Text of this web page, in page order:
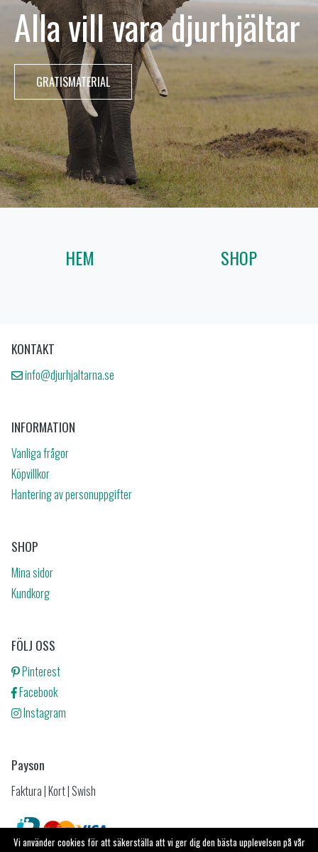
Alla vill vara djurhjältar
GRATISMATERIAL
HEM SHOP
KONTAKT
info@djurhjaltarna.se
INFORMATION
Vanliga frågor
Köpvillkor
Hantering av personuppgifter
SHOP
Mina sidor
Kundkorg
FÖLJ OSS
Pinterest
Facebook
Instagram
Payson
Faktura | Kort | Swish
Vi använder cookies för att säkerställa att vi ger dig den bästa upplevelsen på vår